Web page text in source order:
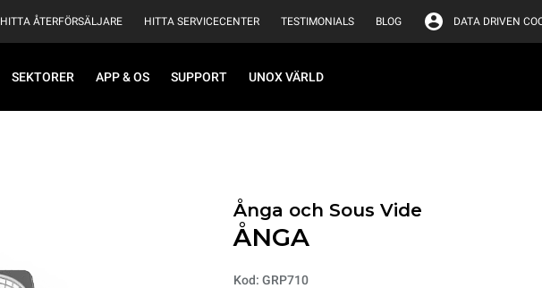
HITTA ÅTERFÖRSÄLJARE HITTA SERVICECENTER TESTIMONIALS BLOG DATA DRIVEN
SEKTORER APP & OS SUPPORT UNOX VÄRLD
Ånga och Sous Vide
ÅNGA
Kod: GRP710